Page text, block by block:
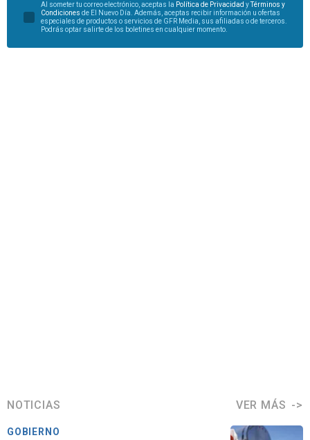
Al someter tu correo electrónico, aceptas la Política de Privacidad yTérminos y
Condiciones de El Nuevo Día. Además, aceptas recibir información u ofertas
especiales de productos o servicios de GFR Media, sus afiliadas o de terceros.
Podrás optar salirte de los boletines en cualquier momento.
NOTICIAS VER MÁS
GOBIERNO